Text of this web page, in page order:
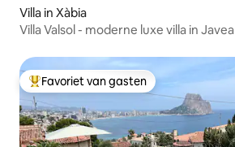
Villa in Xàbia
Villa Valsol - moderne luxe villa in Javea
Topfavoriet van gasten
Favoriet van gasten